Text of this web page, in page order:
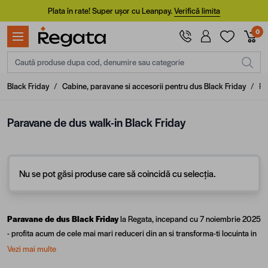
Mergi la ConținutPlata în rate! Super ușor cu Leanpay.Verifică limita
0
Caută produse dupa cod, denumire sau categorie
Black Friday / Cabine, paravane si accesorii pentru dus Black Friday /
Paravane de dus walk-in Black Friday
Nu se pot găsi produse care să coincidă cu selecția.
Paravane de dus Black Fridayla Regata, incepand cu 7 noiembrie 2025
- profita acum de cele mai mari reduceri din an si transforma-ti locuinta in
caminul visat! Pentru mai multe optiuni, exploreaza intreaga gama de
Vezi mai multe